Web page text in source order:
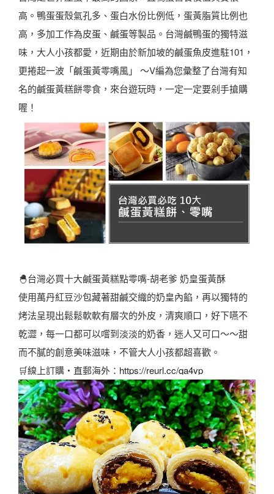
高。鴨蛋蛋殼氣孔多、蛋白水份比例低，蛋黃脂質比例也
高，多加工作為皮蛋、鹹蛋等製品。台灣鹹鴨蛋的獨特滋
味，大人小孩都愛，近期由於新加坡的鹹蛋魚皮進駐101，
更捲起一波「鹹蛋黃零嘴風」 ～V編為您彙整了台灣有知
名的鹹蛋黃糕餅零食，來台遊玩時，一定一定要剁手搶購
喔！
🐣台灣必買十大鹹蛋黃糕點零嘴-胡老爹 奶皇蛋黃酥
使用萬丹紅豆沙包藏著甜鹹交織的奶皇內餡，再以獨特的
烤法呈現出鬆鬆軟軟有層次的外皮，清爽順口，好下嚥不
乾澀，每一口都可以嚐到淡淡的奶香，迷人又可口～～甜
而不膩的創意美味滋味，不管大人小孩都超喜歡。
🛒線上訂購・直郵海外： https://reurl.cc/qa4vp